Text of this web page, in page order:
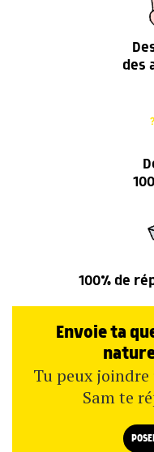
des
100% de
Envoie ta
Tu peux
Sam te